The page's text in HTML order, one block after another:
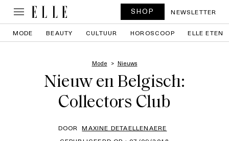
SHOP NEWSLETTER
MODE BEAUTY CULTUUR HOROSCOOP ELLE ETEN
Mode Nieuws
Nieuw en Belgisch:
Collectors Club
DOOR MAXINE DETAELLENAERE